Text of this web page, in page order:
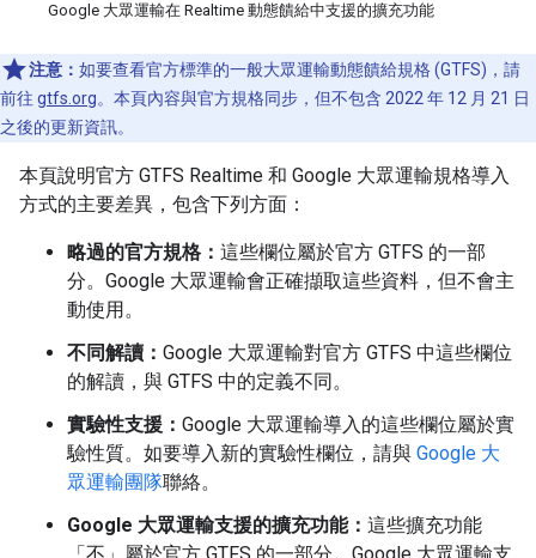
Google 大眾運輸在 Realtime 動態饋給中支援的擴充功能
注意： 如要查看官方標準的一般大眾運輸動態饋給規格 (GTFS)，請
前往 gtfs.org。本頁內容與官方規格同步，但不包含 2022 年 12 月 21 日
之後的更新資訊。
本頁說明官方 GTFS Realtime 和 Google 大眾運輸規格導入
方式的主要差異，包含下列方面：
略過的官方規格： 這些欄位屬於官方 GTFS 的一部
分。Google 大眾運輸會正確擷取這些資料，但不會主
動使用。
不同解讀： Google 大眾運輸對官方 GTFS 中這些欄位
的解讀，與 GTFS 中的定義不同。
實驗性支援： Google 大眾運輸導入的這些欄位屬於實
驗性質。如要導入新的實驗性欄位，請與 Google 大
眾運輸團隊聯絡。
Google 大眾運輸支援的擴充功能： 這些擴充功能